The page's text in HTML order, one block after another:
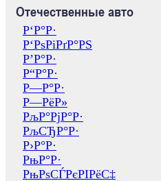
Отечественные авто
Р‘Р°Р·
Р‘РѕРіРґР°РЅ
Р’Р°Р·
Р“Р°Р·
Р—Р°Р·
Р—РёР»
РљР°РјР°Р·
РљСЂР°Р·
Р›Р°Р·
РњР°Р·
РњРѕСЃРєРІРёС‡